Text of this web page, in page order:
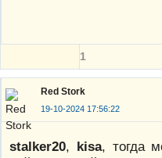
1
Red Stork
19-10-2024 17:56:22
stalker20, kisa, тогда